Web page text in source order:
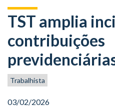
TST amplia
contribuições
Trabalhista
03/02/2026